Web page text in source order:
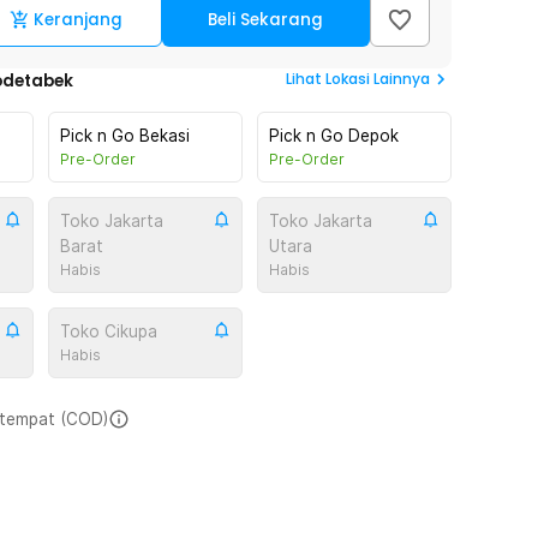
Keranjang Beli Sekarang
Lihat Lokasi Lainnya
Pick n Go Bekasi
Pre-Order
Pick n Go Depok
Pre-Order
Toko Jakarta
Barat
Habis
Toko Jakarta
Utara
Habis
Toko Cikupa
Habis
(COD)